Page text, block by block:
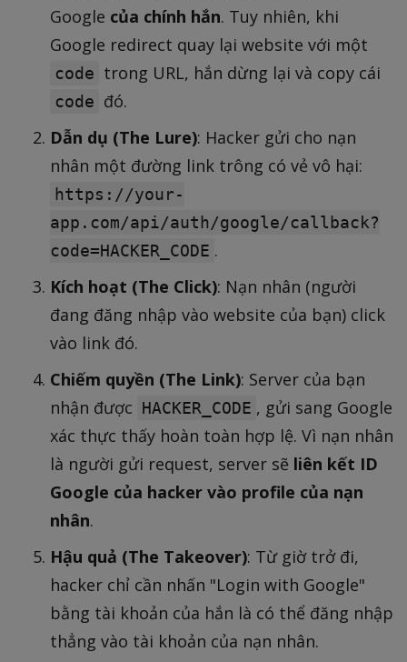
Google của chính hắn. Tuy nhiên, khi
Google redirect quay lại website với một
code trong URL, hắn dừng lại và copy cái
code đó.
Dẫn dụ (The Lure): Hacker gửi cho nạn
nhân một đường link trông có vẻ vô hại:
https://your-
app.com/api/auth/google/callback?
code=HACKER_CODE .
Kích hoạt (The Click): Nạn nhân (người
đang đăng nhập vào website của bạn) click
vào link đó.
Chiếm quyền (The Link): Server của bạn
nhận được HACKER_CODE , gửi sang Google
xác thực thấy hoàn toàn hợp lệ. Vì nạn nhân
là người gửi request, server sẽ liên kết ID
Google của hacker vào profile của nạn
nhân.
Hậu quả (The Takeover): Từ giờ trở đi,
hacker chỉ cần nhấn "Login with Google"
bằng tài khoản của hắn là có thể đăng nhập
thẳng vào tài khoản của nạn nhân.